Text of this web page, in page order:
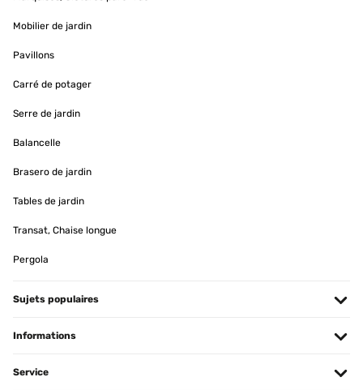
Schönes, großes Ding für meine große Pflanze.
Amazon-Benutzer
Traduire
Mobilier de jardin
Pavillons
Carré de potager
Serre de jardin
Balancelle
Brasero de jardin
Tables de jardin
Transat, Chaise longue
Pergola
Sujets populaires
Informations
Service